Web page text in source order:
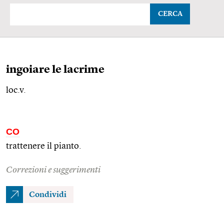
CERCA
ingoiare le lacrime
loc.v.
CO
trattenere il pianto.
Correzioni e suggerimenti
Condividi